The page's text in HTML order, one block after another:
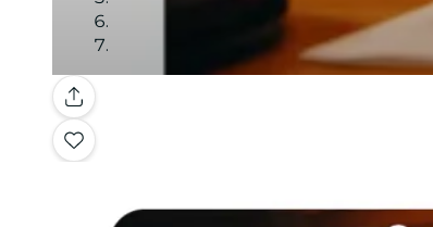
Galería